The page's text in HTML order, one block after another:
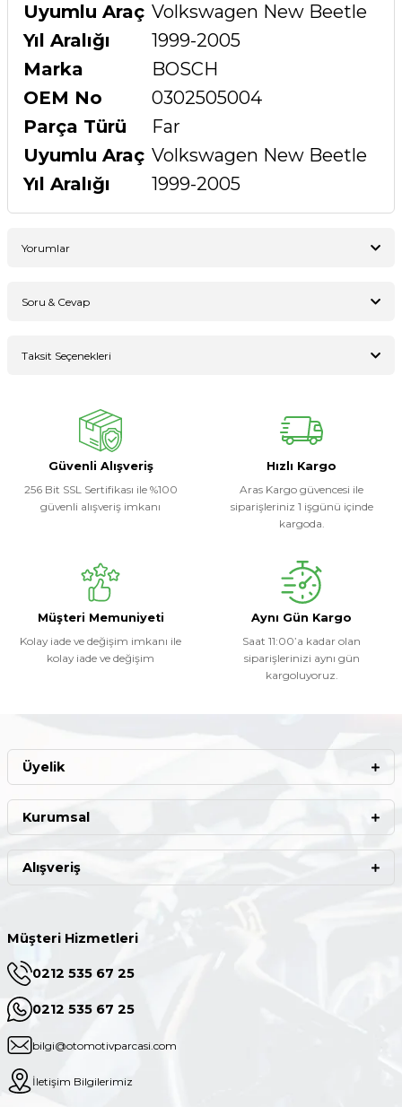
Uyumlu Araç Volkswagen New Beetle
Yıl Aralığı
1999-2005
Marka
BOSCH
OEM No
0302505004
Parça Türü
Far
Uyumlu Araç Volkswagen New Beetle
Yıl Aralığı
1999-2005
Yorumlar
Soru & Cevap
Taksit Seçenekleri
Güvenli Alışveriş
256 Bit SSL Sertifikası ile %100
güvenli alışveriş imkanı
Hızlı Kargo
Aras Kargo güvencesi ile
siparişleriniz 1 işgünü içinde
kargoda.
Müşteri Memuniyeti
Kolay iade ve değişim imkanı ile
kolay iade ve değişim
Aynı Gün Kargo
Saat 11:00’a kadar olan
siparişlerinizi aynı gün
kargoluyoruz.
Müşteri Hizmetleri
0212 535 67 25
0212 535 67 25
bilgi@otomotivparcasi.com
İletişim Bilgilerimiz
Üyelik
Kurumsal
Alışveriş